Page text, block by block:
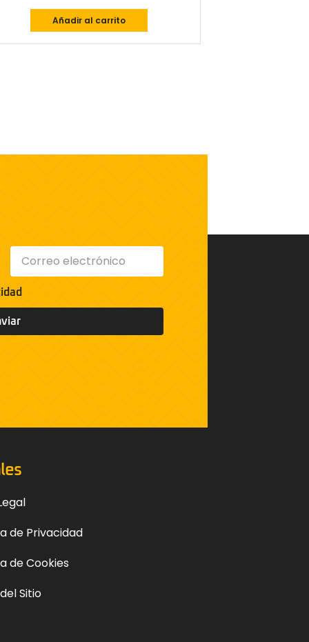
Añadir al carrito
de Privacidad
de Cookies
Sitio